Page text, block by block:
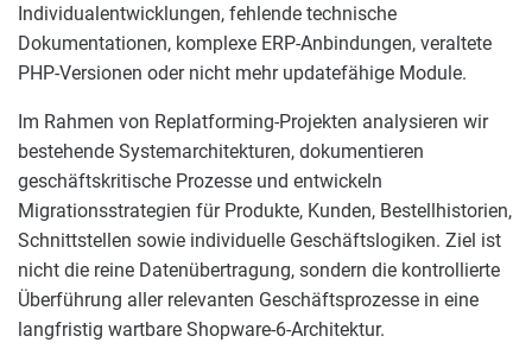
Individualentwicklungen, fehlende technische
Dokumentationen, komplexe ERP-Anbindungen, veraltete
PHP-Versionen oder nicht mehr updatefähige Module.
Im Rahmen von Replatforming-Projekten analysieren wir
bestehende Systemarchitekturen, dokumentieren
geschäftskritische Prozesse und entwickeln
Migrationsstrategien für Produkte, Kunden, Bestellhistorien,
Schnittstellen sowie individuelle Geschäftslogiken. Ziel ist
nicht die reine Datenübertragung, sondern die kontrollierte
Überführung aller relevanten Geschäftsprozesse in eine
langfristig wartbare Shopware-6-Architektur.